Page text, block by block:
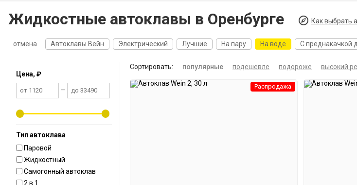
Жидкостные автоклавы в Оренбурге Как выбрать
отмена Автоклавы Вейн Электрический Лучшие На пару На воде С преднакачкой
Цена, ₽
—
Тип автоклава
Паровой
Жидкостный
Самогонный автоклав
2 в 1
Сортировать: популярные подешевле подороже высокий
Распродажа